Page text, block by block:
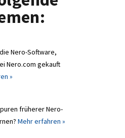
Nero-Software,
Nero.com gekauft
»
früherer Nero-
Mehr erfahren »